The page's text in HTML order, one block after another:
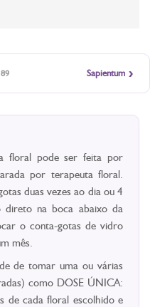
Sapientum ›
floral pode ser feita por
por terapeuta floral.
duas vezes ao dia ou 4
direto na boca abaixo da
o conta-gotas de vidro
mês.
de tomar uma ou várias
como DOSE ÚNICA:
de cada floral escolhido e